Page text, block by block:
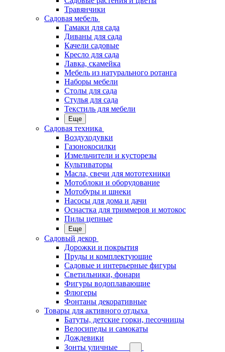
Травянчики
Садовая мебель
Гамаки для сада
Диваны для сада
Качели садовые
Кресло для сада
Лавка, скамейка
Мебель из натурального ротанга
Наборы мебели
Столы для сада
Стулья для сада
Текстиль для мебели
Еще
Садовая техника
Воздуходувки
Газонокосилки
Измельчители и кусторезы
Культиваторы
Масла, свечи для мототехники
Мотоблоки и оборудование
Мотобуры и шнеки
Насосы для дома и дачи
Оснастка для триммеров и мотокос
Пилы цепные
Еще
Садовый декор
Дорожки и покрытия
Пруды и комплектующие
Садовые и интерьерные фигуры
Светильники, фонари
Фигуры водоплавающие
Флюгеры
Фонтаны декоративные
Товары для активного отдыха
Батуты, детские горки, песочницы
Велосипеды и самокаты
Дождевики
Зонты уличные